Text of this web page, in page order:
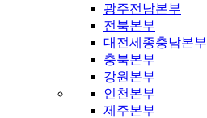
광주전남본부
전북본부
대전세종충남본부
충북본부
강원본부
인천본부
제주본부